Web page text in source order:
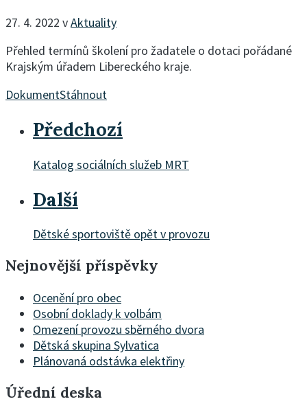
27. 4. 2022 vAktuality
Přehled termínů školení pro žadatele o dotaci pořádané
Krajským úřadem Libereckého kraje.
DokumentStáhnout
Předchozí
Katalog sociálních služeb MRT
Další
Dětské sportoviště opět v provozu
Nejnovější příspěvky
Ocenění pro obec
Osobní doklady k volbám
Omezení provozu sběrného dvora
Dětská skupina Sylvatica
Plánovaná odstávka elektřiny
Úřední deska